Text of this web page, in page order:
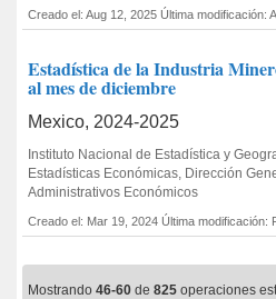
Creado el: Aug 12, 2025 Última modificación:
Estadística de la Industria
al mes de diciembre
Mexico, 2024-2025
Instituto Nacional de Estadística y
Estadísticas Económicas, Dirección
Administrativos Económicos
Creado el: Mar 19, 2024 Última modificación:
Mostrando 46-60 de 825 operaciones